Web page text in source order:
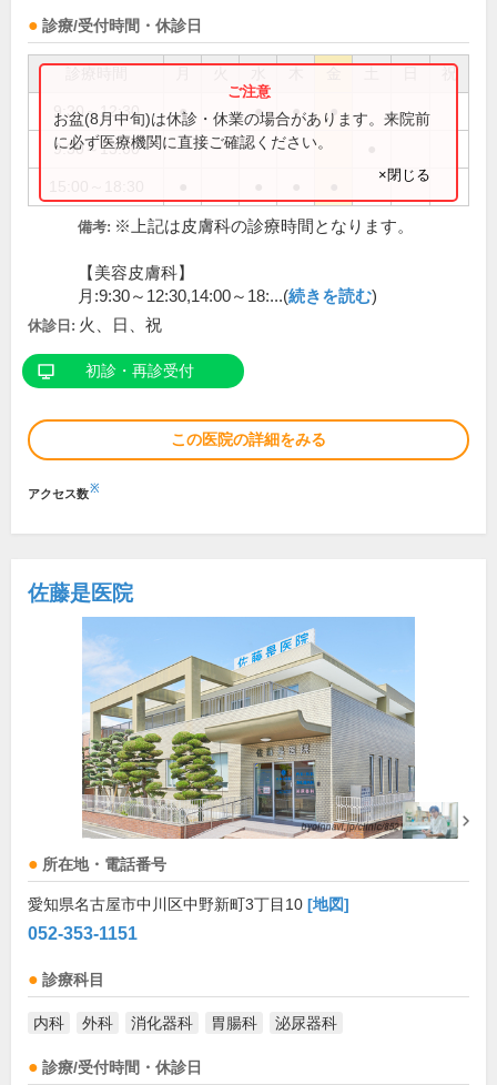
診療/受付時間・休診日
祝
9:30～12:30 ● ● ● ●
9:30～13:00
お盆(8月中旬)は休診・休業の場合があります。来院前
に必ず医療機関に直接ご確認ください。
×閉じる
備考: ※上記は皮膚科の診療時間となります。
【美容皮膚科】
月:9:30～12:30,14:00～18:...(続きを読む)
休診日: 火、日、祝
初診・再診受付
この医院の詳細をみる
アクセス数※
佐藤是医院
所在地・電話番号
愛知県名古屋市中川区中野新町3丁目10 [地図]
052-353-1151
診療科目
内科 外科 消化器科 胃腸科 泌尿器科
診療/受付時間・休診日